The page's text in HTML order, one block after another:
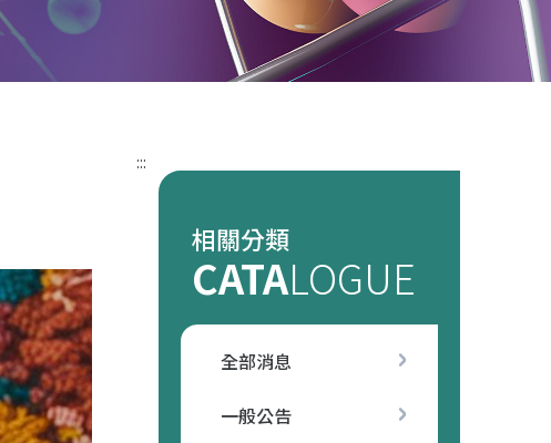
:::
相關分類
CATALOGUE
全部消息
一般公告